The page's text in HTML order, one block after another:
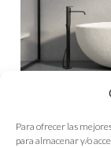
Para ofrecer las
para almacenar y/o